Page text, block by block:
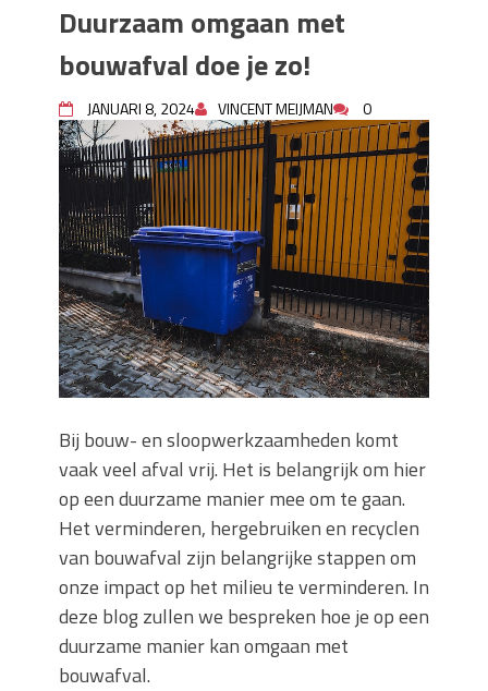
Je huis koelen: alles behalve duur
Hoe draagt je inrichting bij aan je
merkimago?
Houtpellets als duurzame
verwarmingsoptie
Wanneer moet je een specialist
inschakelen bij rioolproblemen?
Slimme oplossingen voor lekkages en
verstoppingen
Betonplex: Het Veelzijdige
Plaatmateriaal voor Moderne Projecten
Woonstijlen die perfect passen bij
duurzaam bouwen
Oma weet raadt bij cementsluier:
natuurlijke oplossingen
Duurzaam omgaan met
bouwafval doe je zo!
JANUARI 8, 2024 VINCENT MEIJMAN 0
Bij bouw- en sloopwerkzaamheden komt
vaak veel afval vrij. Het is belangrijk om hier
op een duurzame manier mee om te gaan.
Het verminderen, hergebruiken en recyclen
van bouwafval zijn belangrijke stappen om
onze impact op het milieu te verminderen. In
deze blog zullen we bespreken hoe je op een
duurzame manier kan omgaan met
bouwafval.